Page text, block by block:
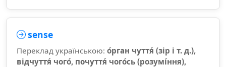
sense
Переклад українською: о́рган чуття́ (зір і т. д.),
відчуття́ чого́, почуття́ чого́сь (розумі́ння),